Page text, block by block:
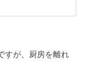
すが、厨房を離れ